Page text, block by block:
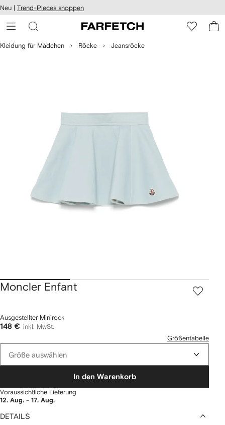
zum
Neu | Trend-Pieces shoppen
Kleidung für Mädchen Röcke Jeansröcke
Moncler Enfant
Ausgestellter Minirock
148 €
inkl. MwSt.
Größentabelle
Größe auswählen
In den Warenkorb
Voraussichtliche Lieferung
12. Aug. - 17. Aug.
DETAILS